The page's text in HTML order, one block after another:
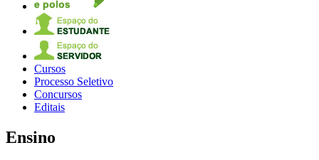
Cursos
Processo Seletivo
Concursos
Editais
Ensino